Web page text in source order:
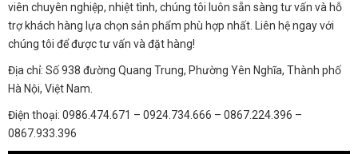
viên chuyên nghiệp, nhiệt tình, chúng tôi luôn sẵn sàng tư vấn và hỗ
trợ khách hàng lựa chọn sản phẩm phù hợp nhất. Liên hệ ngay với
chúng tôi để được tư vấn và đặt hàng!
Địa chỉ: Số 938 đường Quang Trung, Phường Yên Nghĩa, Thành phố
Hà Nội, Việt Nam.
Điện thoại: 0986.474.671 – 0924.734.666 – 0867.224.396 –
0867.933.396